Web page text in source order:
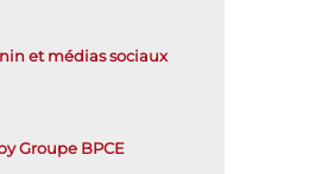
et médias sociaux
Groupe BPCE